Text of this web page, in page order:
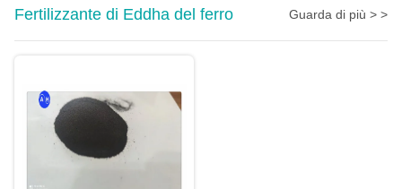
Fertilizzante di Eddha del ferro Guarda di più > >